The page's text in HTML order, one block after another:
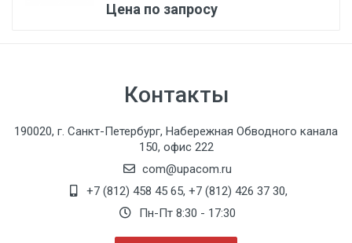
Цена по запросу
Контакты
190020, г. Санкт-Петербург, Набережная Обводного канала
150, офис 222
com@upacom.ru
+7 (812) 458 45 65, +7 (812) 426 37 30,
Пн-Пт 8:30 - 17:30